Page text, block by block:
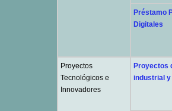
Préstamo
Digitales
Proyectos
Tecnológicos e
Innovadores
Proyectos
industrial